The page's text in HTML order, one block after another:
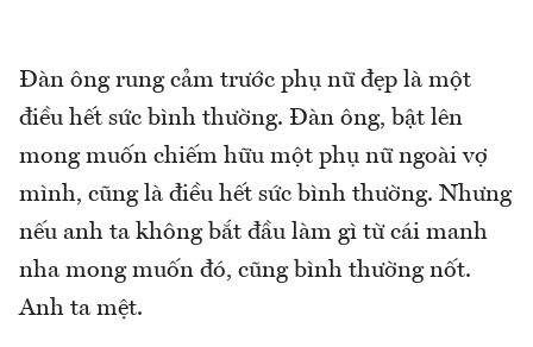
Đàn ông rung cảm trước phụ nữ đẹp là một
điều hết sức bình thường. Đàn ông, bật lên
mong muốn chiếm hữu một phụ nữ ngoài vợ
mình, cũng là điều hết sức bình thường. Nhưng
nếu anh ta không bắt đầu làm gì từ cái manh
nha mong muốn đó, cũng bình thường nốt.
Anh ta mệt.